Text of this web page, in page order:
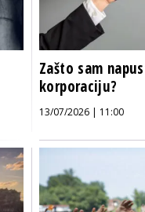
Zašto sam
korporaciju?
13/07/2026 | 11:00